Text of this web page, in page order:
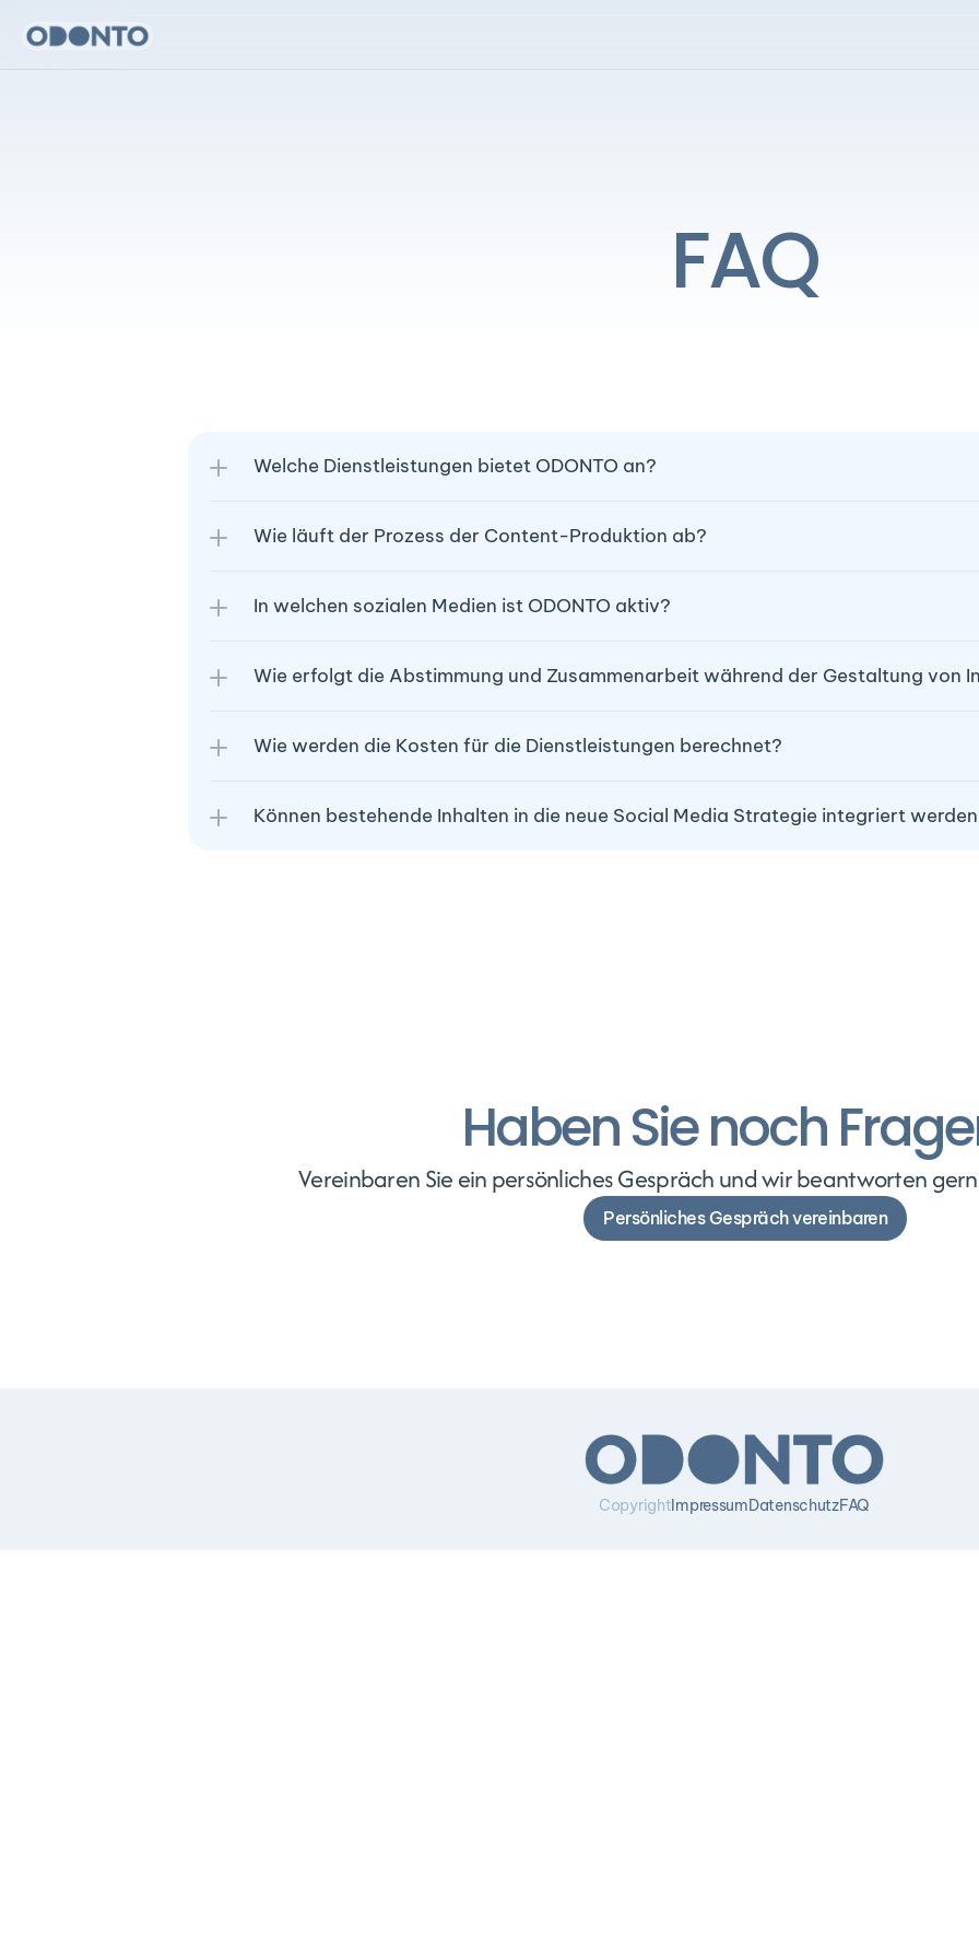
FAQ
Welche Dienstleistungen bietet ODONTO an?
Wie läuft der Prozess der Content-Produktion ab?
In welchen sozialen Medien ist ODONTO aktiv?
Wie erfolgt die Abstimmung und Zusammenarbeit während der Gestaltung von
Wie werden die Kosten für die Dienstleistungen berechnet?
Können bestehende Inhalten in die neue Social Media Strategie integriert
Haben Sie noch
Vereinbaren Sie ein persönliches Gespräch und wir beantworten
Persönliches Gespräch vereinbaren
CopyrightImpressumDatenschutzFAQ